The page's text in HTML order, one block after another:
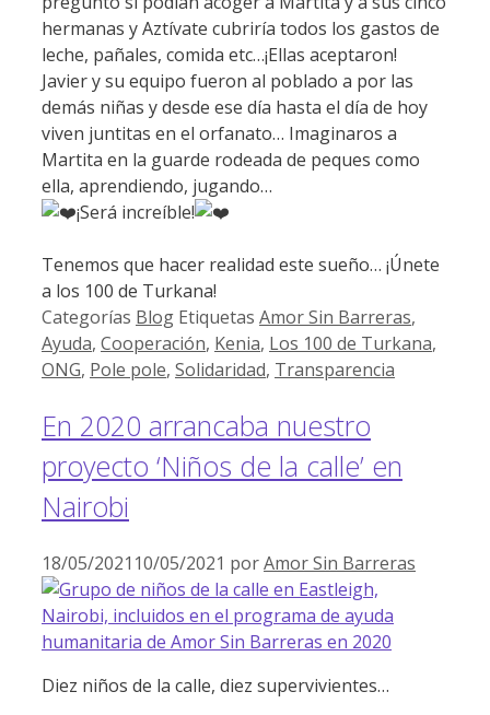
hermanas y Aztívate cubriría todos los gastos de
leche, pañales, comida etc…¡Ellas aceptaron!
Javier y su equipo fueron al poblado a por las
demás niñas y desde ese día hasta el día de hoy
viven juntitas en el orfanato… Imaginaros a
Martita en la guarde rodeada de peques como
ella, aprendiendo, jugando…
¡Será increíble!
Tenemos que hacer realidad este sueño… ¡Únete
a los 100 de Turkana!
Categorías Blog Etiquetas Amor Sin Barreras,
Ayuda, Cooperación, Kenia, Los 100 de Turkana,
ONG, Pole pole, Solidaridad, Transparencia
En 2020 arrancaba nuestro
proyecto ‘Niños de la calle’ en
Nairobi
18/05/2021 10/05/2021 porAmor Sin Barreras
Diez niños de la calle, diez supervivientes…